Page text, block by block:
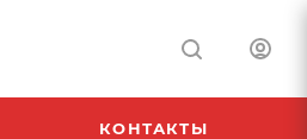
КОНТАКТЫ